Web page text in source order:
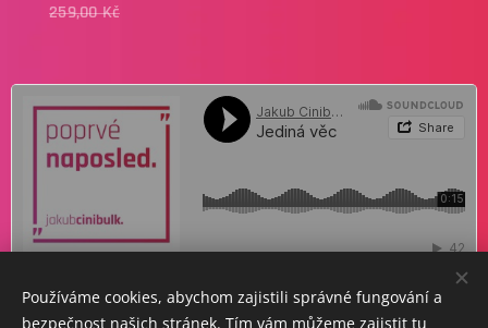
259,00Kč
Používáme cookies, abychom zajistili správné fungování a
bezpečnost našich stránek. Tím vám můžeme zajistit tu